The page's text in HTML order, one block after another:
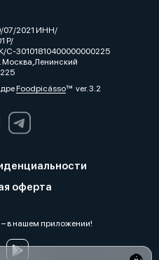
07/2021 ИНН/
Р/
С-30101810400000000225
Foodpicássover. 3.2
оферта
в нашем приложении!